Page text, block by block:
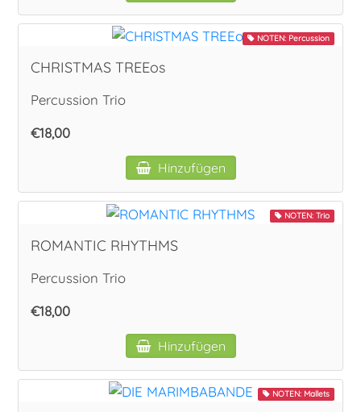
NOTEN: Percussion
CHRISTMAS TREEos
Percussion Trio
€18,00
Hinzufügen
NOTEN: Trio
ROMANTIC RHYTHMS
Percussion Trio
€18,00
Hinzufügen
NOTEN: Mallets